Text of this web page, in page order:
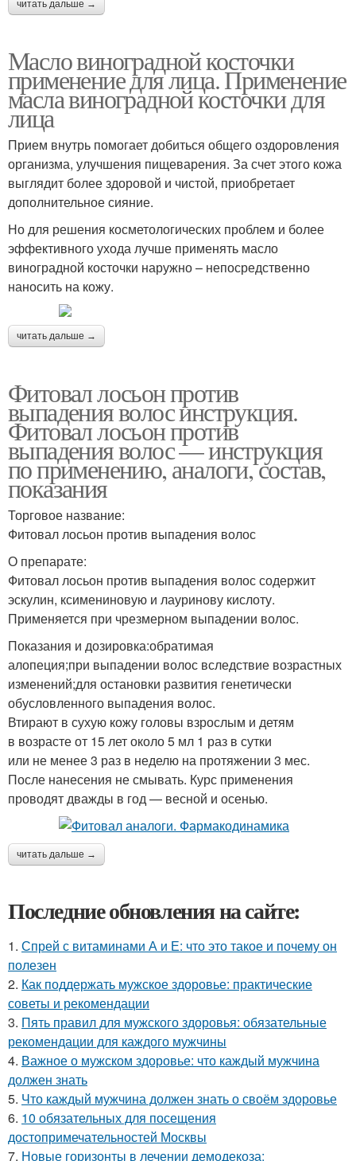
читать дальше →
Масло виноградной косточки
применение для лица. Применение
масла виноградной косточки для
лица
Прием внутрь помогает добиться общего оздоровления
организма, улучшения пищеварения. За счет этого кожа
выглядит более здоровой и чистой, приобретает
дополнительное сияние.
Но для решения косметологических проблем и более
эффективного ухода лучше применять масло
виноградной косточки наружно – непосредственно
наносить на кожу.
читать дальше →
Фитовал лосьон против
выпадения волос инструкция.
Фитовал лосьон против
выпадения волос — инструкция
по применению, аналоги, состав,
показания
Торговое название:
Фитовал лосьон против выпадения волос
О препарате:
Фитовал лосьон против выпадения волос содержит
эскулин, ксимениновую и лауринову кислоту.
Применяется при чрезмерном выпадении волос.
Показания и дозировка:обратимая
алопеция;при выпадении волос вследствие возрастных
изменений;для остановки развития генетически
обусловленного выпадения волос.
Втирают в сухую кожу головы взрослым и детям
в возрасте от 15 лет около 5 мл 1 раз в сутки
или не менее 3 раз в неделю на протяжении 3 мес.
После нанесения не смывать. Курс применения
проводят дважды в год — весной и осенью.
читать дальше →
Последние обновления на сайте:
1. Спрей с витаминами А и Е: что это такое и почему он
полезен
2. Как поддержать мужское здоровье: практические
советы и рекомендации
3. Пять правил для мужского здоровья: обязательные
рекомендации для каждого мужчины
4. Важное о мужском здоровье: что каждый мужчина
должен знать
5. Что каждый мужчина должен знать о своём здоровье
6. 10 обязательных для посещения
достопримечательностей Москвы
7. Новые горизонты в лечении демодекоза: